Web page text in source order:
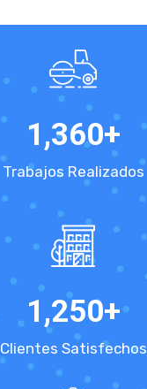
1,360+
Trabajos Realizados
1,250+
Clientes Satisfechos